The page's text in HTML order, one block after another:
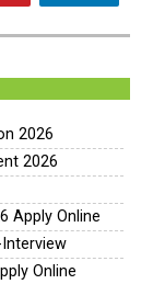
2026
2026
Apply Online
Online